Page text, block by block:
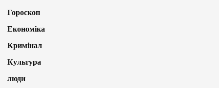
Гороскоп
Економіка
Кримінал
Культура
люди